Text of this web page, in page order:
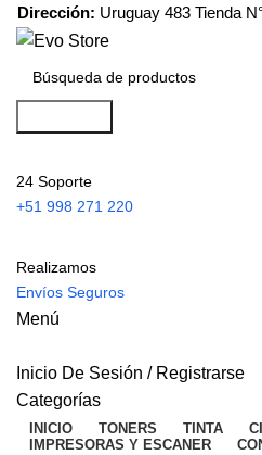
Dirección: Uruguay 483 Tienda
24 Soporte
+51 998 271 220
Realizamos
Envíos Seguros
Menú
Inicio De Sesión / Registrarse
Categorías
INICIO TONERS TINTA
IMPRESORAS Y ESCANER